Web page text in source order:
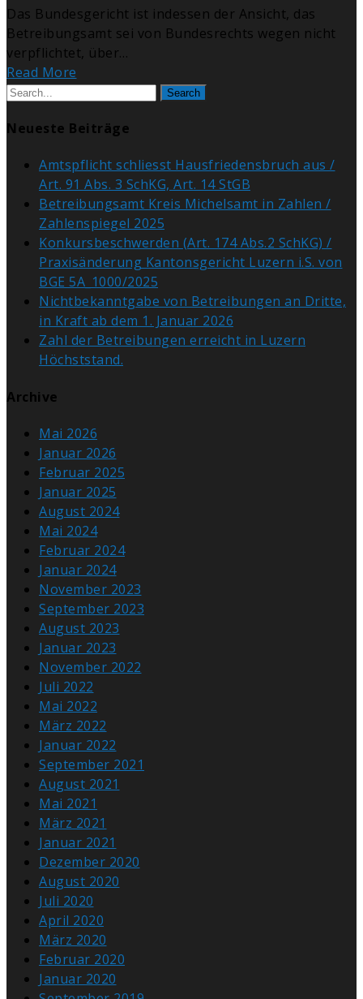
Das Bundesgericht ist indessen der Ansicht, das
Betreibungsamt sei von Bundesrechts wegen nicht
verpflichtet, über…
Read More
Search
Neueste Beiträge
Amtspflicht schliesst Hausfriedensbruch aus /
Art. 91 Abs. 3 SchKG, Art. 14 StGB
Betreibungsamt Kreis Michelsamt in Zahlen /
Zahlenspiegel 2025
Konkursbeschwerden (Art. 174 Abs.2 SchKG) /
Praxisänderung Kantonsgericht Luzern i.S. von
BGE 5A_1000/2025
Nichtbekanntgabe von Betreibungen an Dritte,
in Kraft ab dem 1. Januar 2026
Zahl der Betreibungen erreicht in Luzern
Höchststand.
Archive
Mai 2026
Januar 2026
Februar 2025
Januar 2025
August 2024
Mai 2024
Februar 2024
Januar 2024
November 2023
September 2023
August 2023
Januar 2023
November 2022
Juli 2022
Mai 2022
März 2022
Januar 2022
September 2021
August 2021
Mai 2021
März 2021
Januar 2021
Dezember 2020
August 2020
Juli 2020
April 2020
März 2020
Februar 2020
Januar 2020